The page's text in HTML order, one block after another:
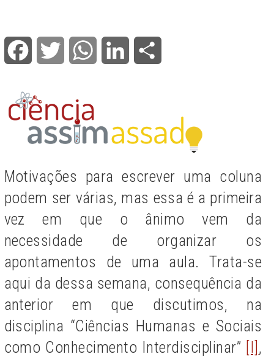
Facebook Twitter WhatsApp LinkedIn
Motivações para escrever uma coluna
podem ser várias, mas essa é a primeira
vez em que o ânimo vem da
necessidade de organizar os
apontamentos de uma aula. Trata-se
aqui da dessa semana, consequência da
anterior em que discutimos, na
disciplina “Ciências Humanas e Sociais
como Conhecimento Interdisciplinar” [I],